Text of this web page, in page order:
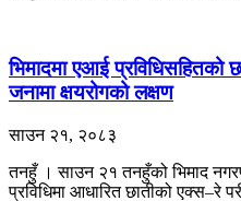
भिमादमा एआई प्रविधिसहितको
जनामा क्षयरोगको लक्षण
साउन २१, २०८३
तनहुँ । साउन २१ तनहुँको भिमाद
प्रविधिमा आधारित छातीको एक्स–रे